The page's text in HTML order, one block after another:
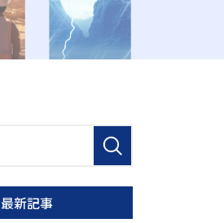
最新記事